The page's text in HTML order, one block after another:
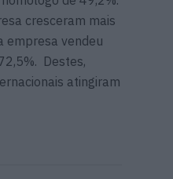
cresceram mais
empresa vendeu
Destes,
atingiram